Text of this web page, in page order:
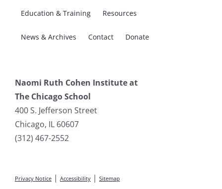
Education & Training Resources
News & Archives Contact Donate
Naomi Ruth Cohen Institute at
The Chicago School
400 S. Jefferson Street
Chicago, IL 60607
(312) 467-2552
Privacy Notice| Accessibility| Sitemap